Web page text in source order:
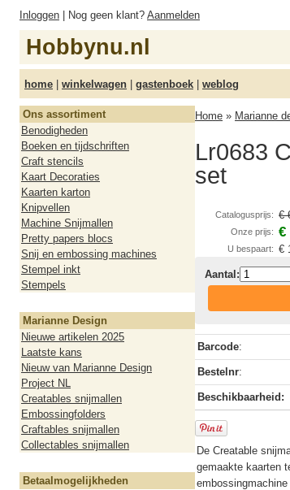
Inloggen | Nog geen klant? Aanmelden
Hobbynu.nl
home | winkelwagen | gastenboek | weblog
Ons assortiment
Benodigheden
Boeken en tijdschriften
Craft stencils
Kaart Decoraties
Kaarten karton
Knipvellen
Machine Snijmallen
Pretty papers blocs
Snij en embossing machines
Stempel inkt
Stempels
Marianne Design
Nieuwe artikelen 2025
Laatste kans
Nieuw van Marianne Design
Project NL
Creatables snijmallen
Embossingfolders
Craftables snijmallen
Collectables snijmallen
Betaalmogelijkheden
Home » Marianne
Lr0683
set
Catalogusprijs: €
Onze prijs: €
U bespaart: €
Aantal:
Barcode:
Bestelnr:
Beschikbaarheid:
De Creatable
gemaakte kaarten